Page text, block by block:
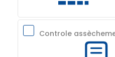
Controle